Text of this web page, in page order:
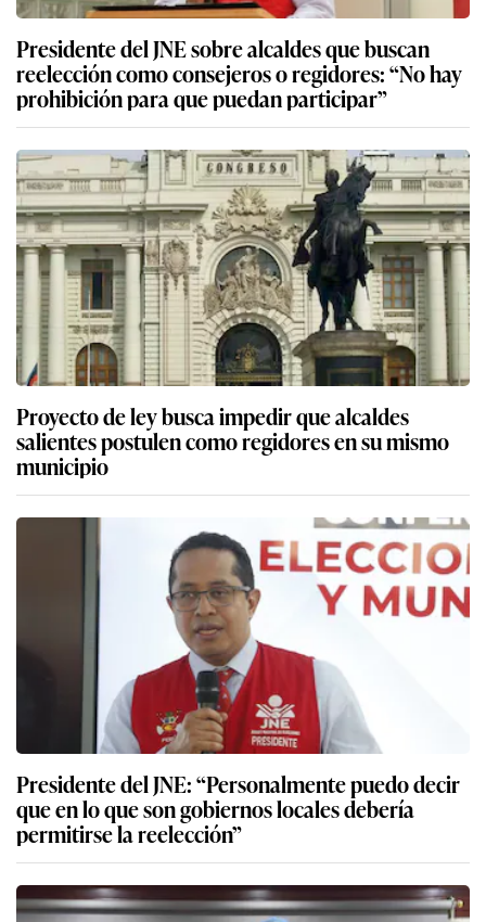
Presidente del JNE sobre alcaldes que buscan
reelección como consejeros o regidores: “No hay
prohibición para que puedan participar”
Proyecto de ley busca impedir que alcaldes
salientes postulen como regidores en su mismo
municipio
Presidente del JNE: “Personalmente puedo decir
que en lo que son gobiernos locales debería
permitirse la reelección”